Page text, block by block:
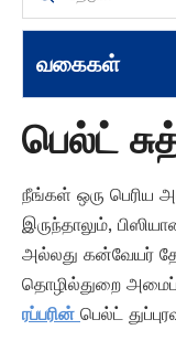
வகைகள்
பெல்ட்
நீங்கள் ஒரு பெரிய
இருந்தாலும்,
அல்லது கன்வேயர்
தொழில்துறை
ரப்பரின் பெல்ட்
வேலையில்லா